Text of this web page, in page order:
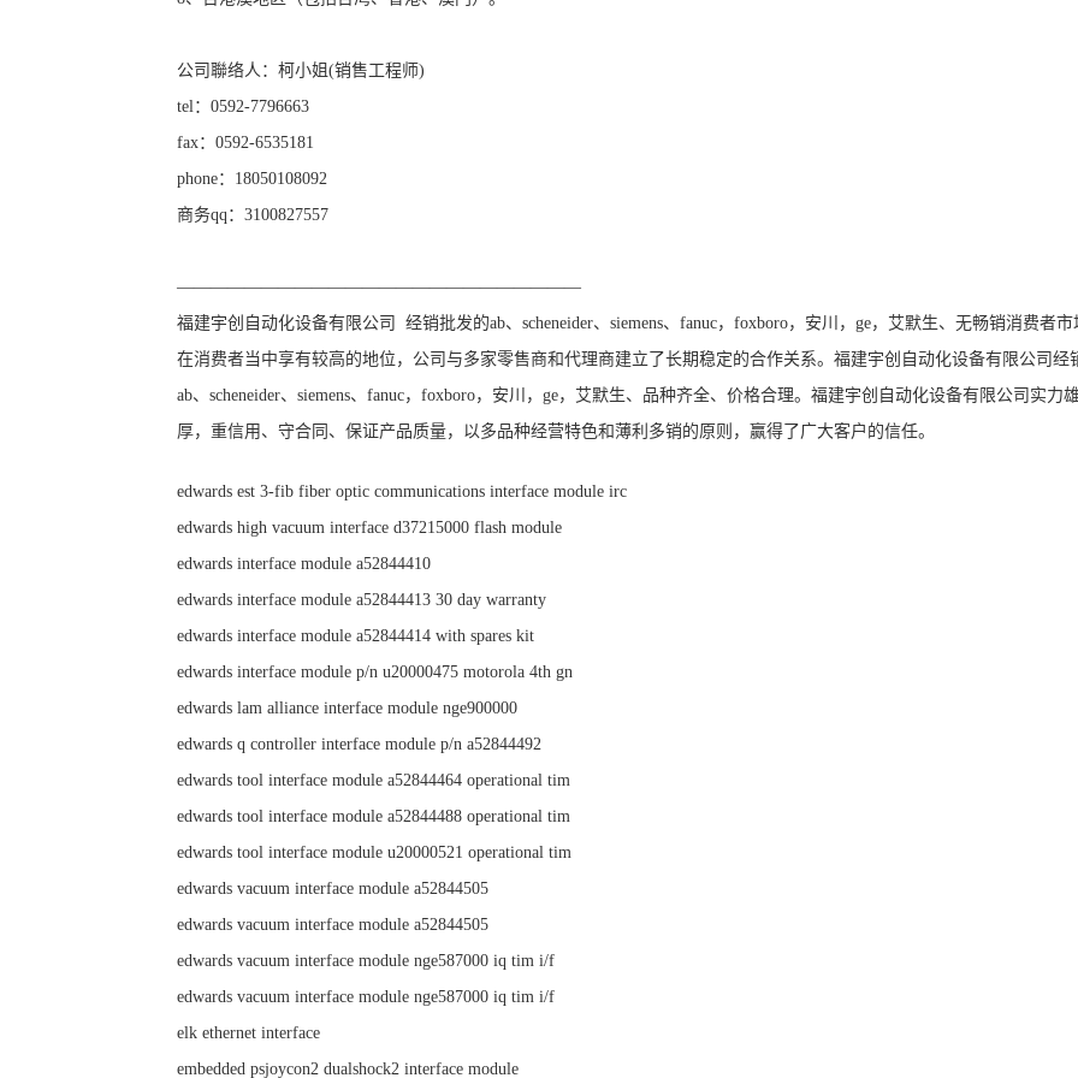
公司聯络人：柯小姐(销售工程师)
tel：0592-7796663
fax：0592-6535181
phone：18050108092
商务qq：3100827557
————————————————————————
福建宇创自动化设备有限公司 经销批发的ab、scheneider、siemens、fanuc，foxboro，安川，ge，艾默生、无畅销消费者市
在消费者当中享有较高的地位，公司与多家零售商和代理商建立了长期稳定的合作关系。福建宇创自动化设备有限公司经
ab、scheneider、siemens、fanuc，foxboro，安川，ge，艾默生、品种齐全、价格合理。福建宇创自动化设备有限公司实力
厚，重信用、守合同、保证产品质量，以多品种经营特色和薄利多销的原则，赢得了广大客户的信任。
edwards est 3-fib fiber optic communications interface module irc
edwards high vacuum interface d37215000 flash module
edwards interface module a52844410
edwards interface module a52844413 30 day warranty
edwards interface module a52844414 with spares kit
edwards interface module p/n u20000475 motorola 4th gn
edwards lam alliance interface module nge900000
edwards q controller interface module p/n a52844492
edwards tool interface module a52844464 operational tim
edwards tool interface module a52844488 operational tim
edwards tool interface module u20000521 operational tim
edwards vacuum interface module a52844505
edwards vacuum interface module a52844505
edwards vacuum interface module nge587000 iq tim i/f
edwards vacuum interface module nge587000 iq tim i/f
elk ethernet interface
embedded psjoycon2 dualshock2 interface module